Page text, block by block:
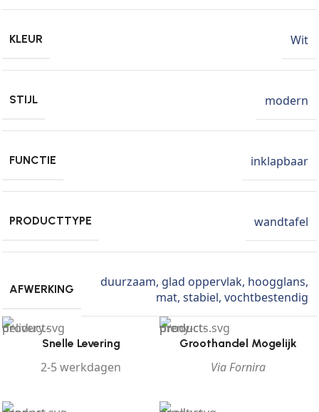
KLEUR Wit
STIJL modern
FUNCTIE inklapbaar
PRODUCTTYPE wandtafel
AFWERKING duurzaam, glad oppervlak, hoogglans,
mat, stabiel, vochtbestendig
Snelle Levering
2-5 werkdagen
Groothandel Mogelijk
Via Fornira